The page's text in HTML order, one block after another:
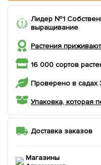
Лидер №1
выращивание
Растения
16 000 сортов
Проверено в садах
Упаковка, которая
Доставка заказов
Магазины